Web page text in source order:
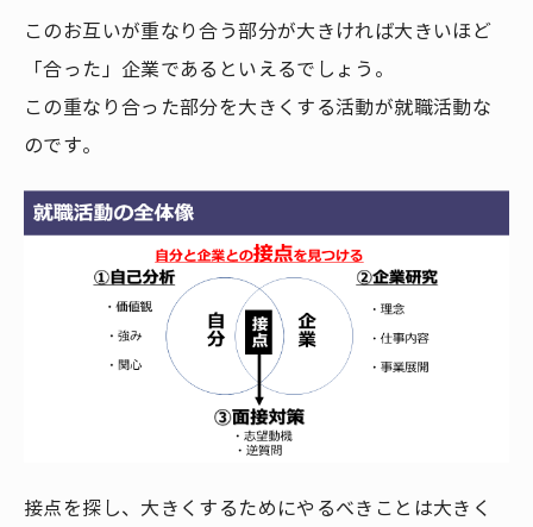
このお互いが重なり合う部分が大きければ大きいほど
「合った」企業であるといえるでしょう。
この重なり合った部分を大きくする活動が就職活動な
のです。
接点を探し、大きくするためにやるべきことは大きく